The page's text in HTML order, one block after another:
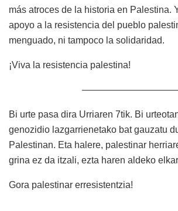
más atroces de la historia en Palestina.
apoyo a la resistencia del pueblo
menguado, ni tampoco la solidaridad.
¡Viva la resistencia palestina!
Bi urte pasa dira Urriaren 7tik. Bi
genozidio lazgarrienetako bat gauzatu
Palestinan. Eta halere, palestinar
grina ez da itzali, ezta haren aldeko
Gora palestinar erresistentzia!